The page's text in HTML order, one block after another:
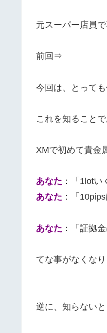
元スーパー店員
前回⇒
今回は、とって
これを知ることで
XMで初めて貴金
あなた ：「1lotい
あなた ：「
あなた ：「証拠
てな事がなくなり
逆に、知らないと